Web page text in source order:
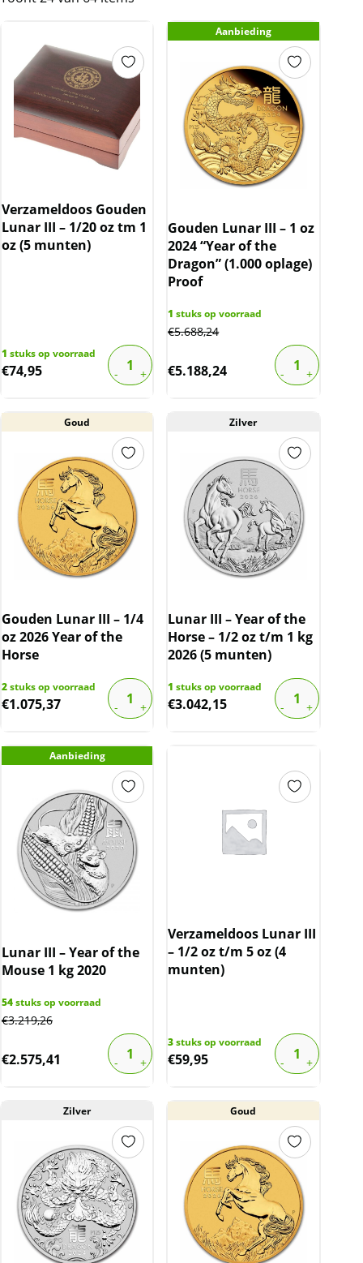
Verzameldoos Gouden
Lunar III – 1/20 oz tm 1
oz (5 munten)
1 stuks op voorraad
€74,95
Aanbieding
Gouden Lunar III – 1 oz
2024 “Year of the
Dragon” (1.000 oplage)
Proof
1 stuks op voorraad
€5.688,24
€5.188,24
Goud
Gouden Lunar III – 1/4
oz 2026 Year of the
Horse
2stuks op voorraad
€1.075,37
Zilver
Lunar III – Year of the
Horse – 1/2 oz t/m 1 kg
2026 (5 munten)
1 stuks op voorraad
€3.042,15
Aanbieding
Lunar III – Year of the
Mouse 1 kg 2020
54stuks op voorraad
€3.219,26
€2.575,41
Verzameldoos Lunar III
– 1/2 oz t/m 5 oz (4
munten)
3stuks op voorraad
€59,95
Zilver Goud